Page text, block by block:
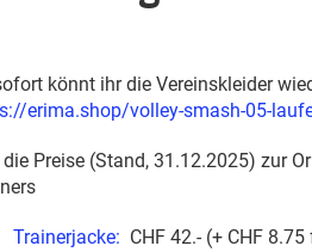
könnt ihr die Vereinskleider
erima.shop/volley-smash-05-
die Preise (Stand, 31.12.2025) zur
Trainerjacke: CHF 42.- (+ CHF